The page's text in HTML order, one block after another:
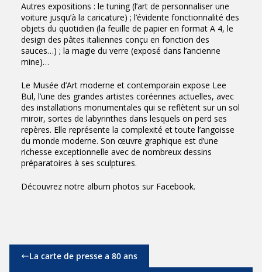
Autres expositions : le tuning (l’art de personnaliser une
voiture jusqu’à la caricature) ; l’évidente fonctionnalité des
objets du quotidien (la feuille de papier en format A 4, le
design des pâtes italiennes conçu en fonction des
sauces…) ; la magie du verre (exposé dans l’ancienne
mine)…
Le Musée d’Art moderne et contemporain expose Lee
Bul, l’une des grandes artistes coréennes actuelles, avec
des installations monumentales qui se reflètent sur un sol
miroir, sortes de labyrinthes dans lesquels on perd ses
repères. Elle représente la complexité et toute l’angoisse
du monde moderne. Son œuvre graphique est d’une
richesse exceptionnelle avec de nombreux dessins
préparatoires à ses sculptures.
Découvrez notre album photos sur Facebook.
La carte de presse a 80 ans